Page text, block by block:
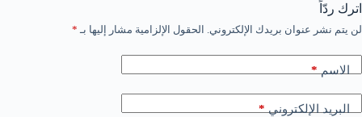
اترك ردّاً
لن يتم نشر عنوان بريدك الإلكتروني. الحقول الإلزامية مشار إليها بـ *
الاسم *
البريد الإلكتروني *